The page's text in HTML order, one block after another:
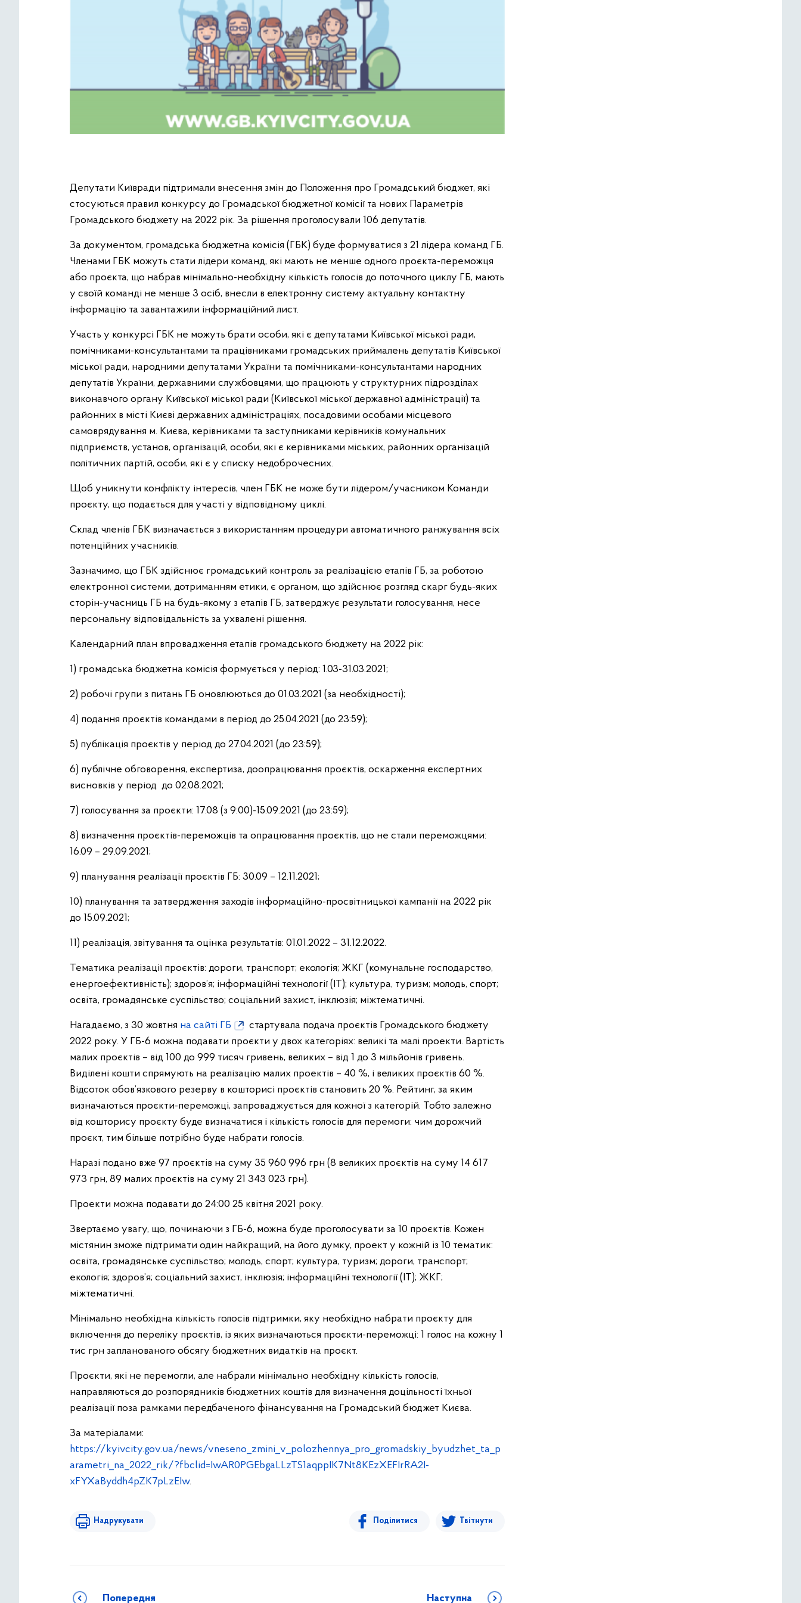
Депутати Київради підтримали внесення змін до Положення про Громадський бюджет, які
стосуються правил конкурсу до Громадської бюджетної комісії та нових Параметрів
Громадського бюджету на 2022 рік. За рішення проголосували 106 депутатів.
За документом, громадська бюджетна комісія (ГБК) буде формуватися з 21 лідера команд ГБ.
Членами ГБК можуть стати лідери команд, які мають не менше одного проєкта-переможця
або проєкта, що набрав мінімально-необхідну кількість голосів до поточного циклу ГБ, мають
у своїй команді не менше 3 осіб, внесли в електронну систему актуальну контактну
інформацію та завантажили інформаційний лист.
Участь у конкурсі ГБК не можуть брати особи, які є депутатами Київської міської ради,
помічниками-консультантами та працівниками громадських приймалень депутатів Київської
міської ради, народними депутатами України та помічниками-консультантами народних
депутатів України, державними службовцями, що працюють у структурних підрозділах
виконавчого органу Київської міської ради (Київської міської державної адміністрації) та
районних в місті Києві державних адміністраціях, посадовими особами місцевого
самоврядування м. Києва, керівниками та заступниками керівників комунальних
підприємств, установ, організацій, особи, які є керівниками міських, районних організацій
політичних партій, особи, які є у списку недоброчесних.
Щоб уникнути конфлікту інтересів, член ГБК не може бути лідером/учасником Команди
проєкту, що подається для участі у відповідному циклі.
Склад членів ГБК визначається з використанням процедури автоматичного ранжування всіх
потенційних учасників.
Зазначимо, що ГБК здійснює громадський контроль за реалізацією етапів ГБ, за роботою
електронної системи, дотриманням етики, є органом, що здійснює розгляд скарг будь-яких
сторін-учасниць ГБ на будь-якому з етапів ГБ, затверджує результати голосування, несе
персональну відповідальність за ухвалені рішення.
Календарний план впровадження етапів громадського бюджету на 2022 рік:
1) громадська бюджетна комісія формується у період: 1.03-31.03.2021;
2) робочі групи з питань ГБ оновлюються до 01.03.2021 (за необхідності);
4) подання проєктів командами в період до 25.04.2021 (до 23:59);
5) публікація проєктів у період до 27.04.2021 (до 23:59);
6) публічне обговорення, експертиза, доопрацювання проєктів, оскарження експертних
висновків у період до 02.08.2021;
7) голосування за проєкти: 17.08 (з 9:00)-15.09.2021 (до 23:59);
8) визначення проєктів-переможців та опрацювання проєктів, що не стали переможцями:
16.09 – 29.09.2021;
9) планування реалізації проєктів ГБ: 30.09 – 12.11.2021;
10) планування та затвердження заходів інформаційно-просвітницької кампанії на 2022 рік
до 15.09.2021;
11) реалізація, звітування та оцінка результатів: 01.01.2022 – 31.12.2022.
Тематика реалізації проєктів: дороги, транспорт; екологія; ЖКГ (комунальне господарство,
енергоефективність); здоров’я; інформаційні технології (ІТ); культура, туризм; молодь, спорт;
освіта, громадянське суспільство; соціальний захист, інклюзія; міжтематичні.
Нагадаємо, з 30 жовтня на сайті ГБ
стартувала подача проєктів Громадського бюджету
2022 року. У ГБ-6 можна подавати проєкти у двох категоріях: великі та малі проекти. Вартість
малих проєктів – від 100 до 999 тисяч гривень, великих – від 1 до 3 мільйонів гривень.
Виділені кошти спрямують на реалізацію малих проектів – 40 %, і великих проєктів 60 %.
Відсоток обов’язкового резерву в кошторисі проєктів становить 20 %. Рейтинг, за яким
визначаються проєкти-переможці, запроваджується для кожної з категорій. Тобто залежно
від кошторису проєкту буде визначатися і кількість голосів для перемоги: чим дорожчий
проєкт, тим більше потрібно буде набрати голосів.
Наразі подано вже 97 проєктів на суму 35 960 996 грн (8 великих проєктів на суму 14 617
973 грн, 89 малих проєктів на суму 21 343 023 грн).
Проекти можна подавати до 24:00 25 квітня 2021 року.
Звертаємо увагу, що, починаючи з ГБ-6, можна буде проголосувати за 10 проєктів. Кожен
містянин зможе підтримати один найкращий, на його думку, проект у кожній із 10 тематик:
освіта, громадянське суспільство; молодь, спорт; культура, туризм; дороги, транспорт;
екологія; здоров’я; соціальний захист, інклюзія; інформаційні технології (ІТ); ЖКГ;
міжтематичні.
Мінімально необхідна кількість голосів підтримки, яку необхідно набрати проєкту для
включення до переліку проєктів, із яких визначаються проєкти-переможці: 1 голос на кожну 1
тис грн запланованого обсягу бюджетних видатків на проєкт.
Проєкти, які не перемогли, але набрали мінімально необхідну кількість голосів,
направляються до розпорядників бюджетних коштів для визначення доцільності їхньої
реалізації поза рамками передбаченого фінансування на Громадський бюджет Києва.
За матеріалами:
https://kyivcity.gov.ua/news/vneseno_zmini_v_polozhennya_pro_gromadskiy_byudzhet_ta_p
arametri_na_2022_rik/?fbclid=IwAR0PGEbgaLLzTS1aqppIK7Nt8KEzXEFIrRA2I-
xFYXaByddh4pZK7pLzEIw.
Надрукувати Поділитися Твітнути
Попередня Наступна